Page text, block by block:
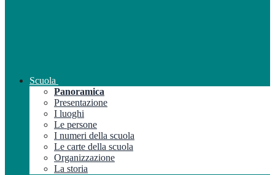
Scuola
Panoramica
Presentazione
I luoghi
Le persone
I numeri della scuola
Le carte della scuola
Organizzazione
La storia